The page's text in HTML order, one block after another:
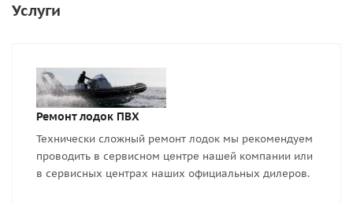
Услуги
Ремонт лодок ПВХ
Технически сложный ремонт лодок мы рекомендуем
проводить в сервисном центре нашей компании или
в сервисных центрах наших официальных дилеров.